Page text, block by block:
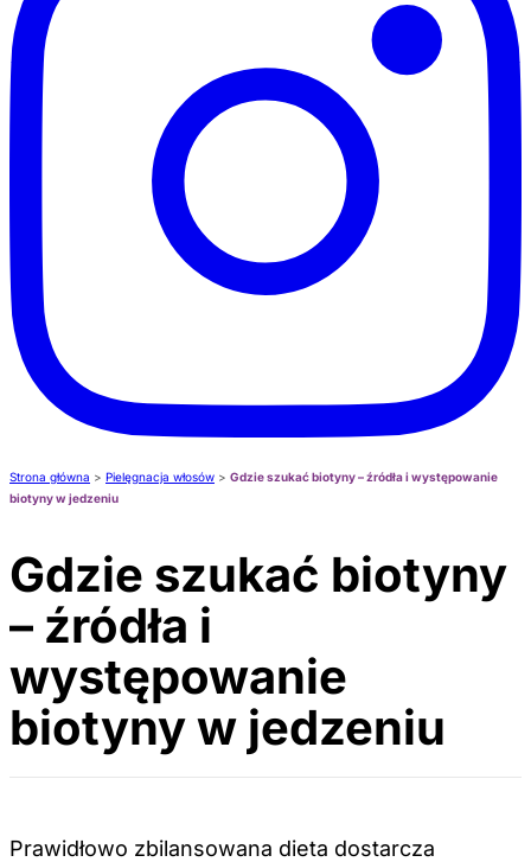
Strona główna > Pielęgnacja włosów > Gdzie szukać biotyny – źródła i występowanie
biotyny w jedzeniu
Gdzie szukać biotyny
– źródła i
występowanie
biotyny w jedzeniu
Prawidłowo zbilansowana dieta dostarcza